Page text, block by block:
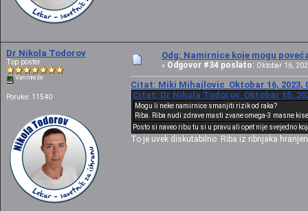
Dr Nikola Todorov
Top poster
Van mreže
Poruke: 11540
Odg: Namirnice koje mogu
« Odgovor #34 poslato: Oktobar 16,
Citat: Miki Mihajlovic Oktobar 16, 2023,
Citat: Dr Nikola Todorov Oktobar 15,
Mogu li neke namirnice smanjiti rizik od raka?
Riba. Riba nudi zdrave masti zvane omega-3 masne
Posto si naveo ribu tu si u pravu ali opet nije svejedno
To je uvek diskutabilno. Riba iz ribnjaka